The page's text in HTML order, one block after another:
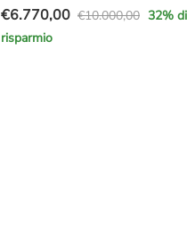
€10.000,00
Il
prezzo
€6.770,00
Il
prezzo
32% di
risparmio